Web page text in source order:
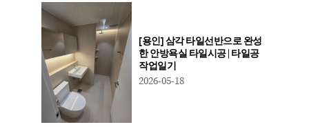
[용인] 삼각 타일선반으로 완성
한 안방욕실 타일시공 | 타일공
작업일기
2026-05-18